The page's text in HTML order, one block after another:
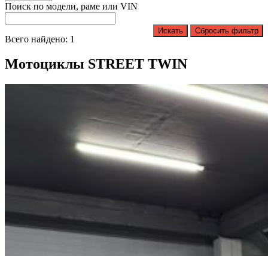
Поиск по модели, раме или VIN
Искать Сбросить фильтр
Всего найдено: 1
Мотоциклы STREET TWIN